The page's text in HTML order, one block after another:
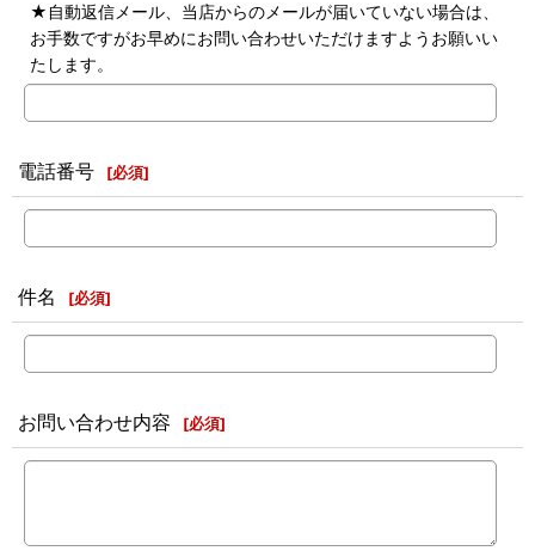
★自動返信メール、当店からのメールが届いていない場合は、
お手数ですがお早めにお問い合わせいただけますようお願いい
たします。
電話番号 [必須]
件名 [必須]
お問い合わせ内容 [必須]